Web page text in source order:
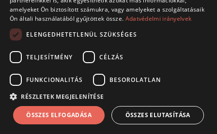
amelyeket Ön biztosított számukra, vagy amelyeket a szolgáltatásaik
Ön általi használatából gyűjtöttek össze. Adatvédelmi irányelvek
ELENGEDHETETLENÜL SZÜKSÉGES
TELJESÍTMÉNY CÉLZÁS
FUNKCIONALITÁS BESOROLATLAN
RÉSZLETEK MEGJELENÍTÉSE
ÖSSZES ELFOGADÁSA ÖSSZES ELUTASÍTÁSA